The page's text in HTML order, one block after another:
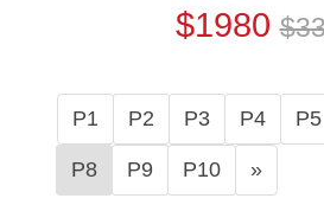
$1980
P1 P2 P3 P4 P5
P8 P9 P10 »N
e